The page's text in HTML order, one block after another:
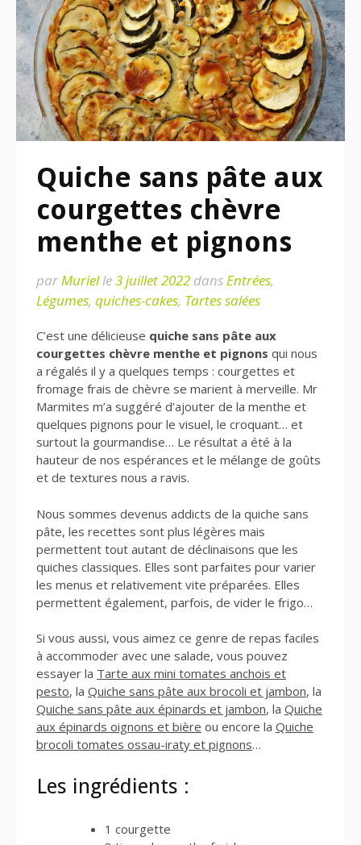
Quiche sans pâte aux
courgettes chèvre
menthe et pignons
parMurielle3 juillet 2022 dansEntrées,
Légumes, quiches-cakes, Tartes salées
C’est une délicieuse quiche sans pâte aux
courgettes chèvre menthe et pignons qui nous
a régalés il y a quelques temps : courgettes et
fromage frais de chèvre se marient à merveille. Mr
Marmites m’a suggéré d’ajouter de la menthe et
quelques pignons pour le visuel, le croquant… et
surtout la gourmandise… Le résultat a été à la
hauteur de nos espérances et le mélange de goûts
et de textures nous a ravis.
Nous sommes devenus addicts de la quiche sans
pâte, les recettes sont plus légères mais
permettent tout autant de déclinaisons que les
quiches classiques. Elles sont parfaites pour varier
les menus et relativement vite préparées. Elles
permettent également, parfois, de vider le frigo…
Si vous aussi, vous aimez ce genre de repas faciles
à accommoder avec une salade, vous pouvez
essayer la Tarte aux mini tomates anchois et
pesto, la Quiche sans pâte aux brocoli et jambon, la
Quiche sans pâte aux épinards et jambon, la Quiche
aux épinards oignons et bière ou encore la Quiche
brocoli tomates ossau-iraty et pignons…
Les ingrédients :
1 courgette